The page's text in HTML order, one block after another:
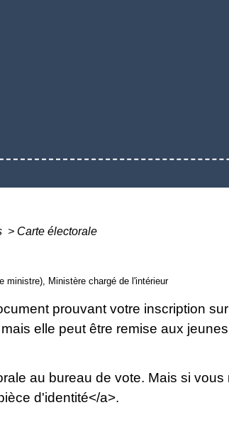
> Carte électorale
ministre), Ministère chargé de l'intérieur
prouvant votre inscription
elle peut être remise aux
au bureau de vote. Mais si
d'identité</a>.